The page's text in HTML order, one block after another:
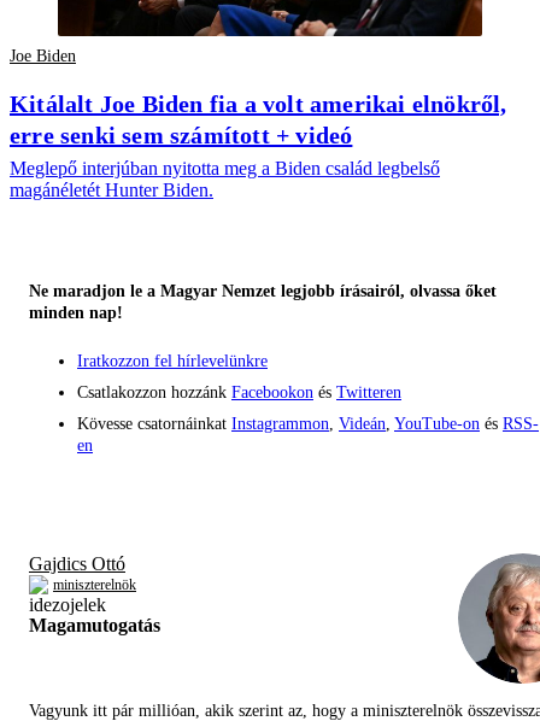
Joe Biden
Kitálalt Joe Biden fia a volt amerikai elnökről,
erre senki sem számított + videó
Meglepő interjúban nyitotta meg a Biden család legbelső
magánéletét Hunter Biden.
Ne maradjon le a Magyar Nemzet legjobb írásairól, olvassa őket
minden nap!
Iratkozzon fel hírlevelünkre
Csatlakozzon hozzánk Facebookon és Twitteren
Kövesse csatornáinkat Instagrammon Videán YouTube-on és RSS-
en
Gajdics Ottó
miniszterelnök
Magamutogatás
Vagyunk itt pár millióan, akik szerint az, hogy a miniszterelnök